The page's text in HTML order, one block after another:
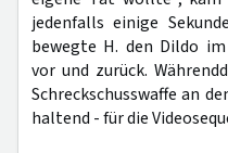
jedenfalls einige
bewegte H. den Dildo
vor und zurück.
Schreckschusswaffe an
haltend - für die